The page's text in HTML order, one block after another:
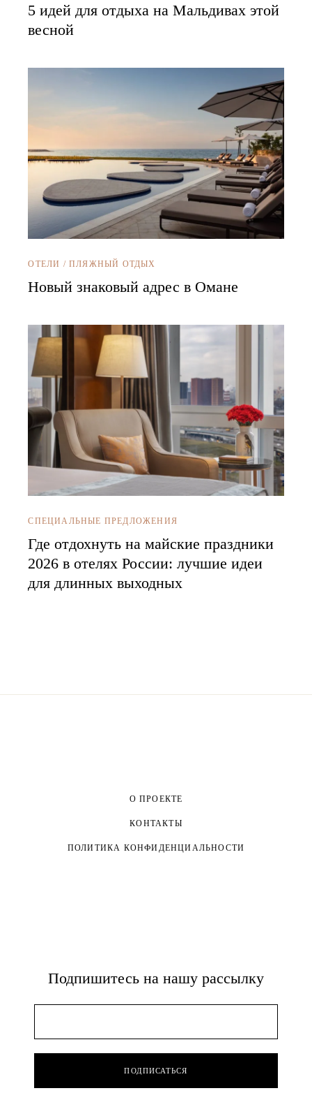
5 идей для отдыха на Мальдивах этой
весной
ОТЕЛИ / ПЛЯЖНЫЙ ОТДЫХ
Новый знаковый адрес в Омане
СПЕЦИАЛЬНЫЕ ПРЕДЛОЖЕНИЯ
Где отдохнуть на майские праздники
2026 в отелях России: лучшие идеи
для длинных выходных
О ПРОЕКТЕ
КОНТАКТЫ
ПОЛИТИКА КОНФИДЕНЦИАЛЬНОСТИ
Подпишитесь на нашу рассылку